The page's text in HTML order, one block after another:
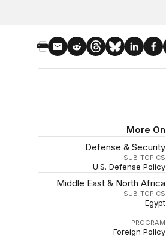
More On
Defense & Security
SUB-TOPICS
U.S. Defense Policy
Middle East & North Africa
SUB-TOPICS
Egypt
PROGRAM
Foreign Policy